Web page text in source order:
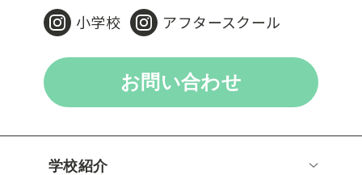
小学校 アフタースクール
お問い合わせ
学校紹介